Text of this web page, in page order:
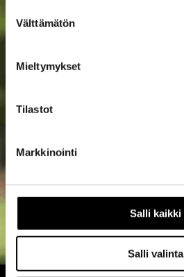
valinta
Välttämätön
Mieltymykset
Tilastot
Markkinointi
Salli kaikki
Salli valinta